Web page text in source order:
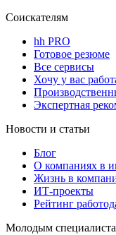
Соискателям
hh PRO
Готовое резюме
Все сервисы
Хочу у вас
Экспертная
Новости и статьи
Блог
О компаниях в
Жизнь в
ИТ-проекты
Рейтинг
Молодым